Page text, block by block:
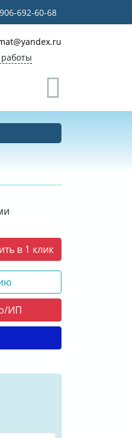
692-60-68
в 1 клик
ИП